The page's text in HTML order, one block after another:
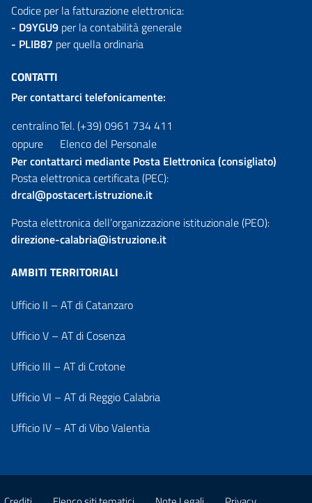
Codice per la fatturazione elettronica:
- D9YGU9 per la contabilità generale
- PLIB87 per quella ordinaria
CONTATTI
Per contattarci telefonicamente:
centralinoTel. (+39) 0961 734 411
oppure
Elenco del Personale
Per contattarci mediante Posta Elettronica (consigliato)
Posta elettronica certificata (PEC):
drcal@postacert.istruzione.it
Posta elettronica dell’organizzazione istituzionale (PEO):
direzione-calabria@istruzione.it
AMBITI TERRITORIALI
Ufficio II – AT di Catanzaro
Ufficio V – AT di Cosenza
Ufficio III – AT di Crotone
Ufficio VI – AT di Reggio Calabria
Ufficio IV – AT di Vibo Valentia